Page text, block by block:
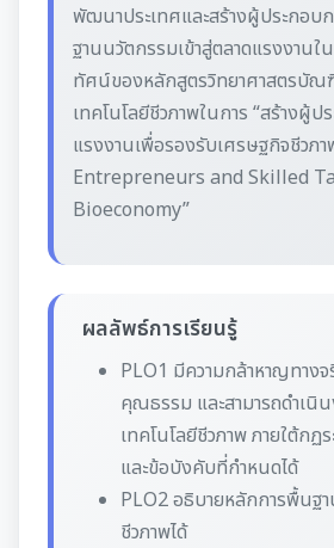
พัฒนาประเทศและสร้างผู้ประกอบ
ฐานนวัตกรรมเข้าสู่ตลาดแรงงานใ
ทัศน์ของหลักสูตรวิทยาศาสตรบัณฑิ
เทคโนโลยีชีวภาพในการ “สร้างผู้ป
แรงงานเพื่อรองรับเศรษฐกิจชีวภ
Entrepreneurs and Skilled
Bioeconomy”
ผลลัพธ์การเรียนรู้
PLO1 มีความกล้าหาญทาง
คุณธรรม และสามารถดําเนิ
เทคโนโลยีชีวภาพ ภายใต้กฏ
และข้อบังคับที่กําหนดได้
PLO2 อธิบายหลักการพื้นฐา
ชีวภาพได้